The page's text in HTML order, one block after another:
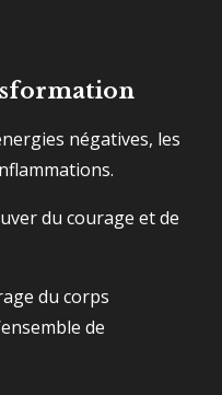
négatives, les
du courage et de
du corps
de